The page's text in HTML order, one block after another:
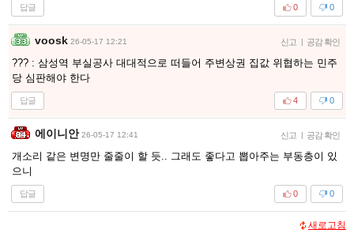
답글 0
0
voosk 26-05-17 12:21 신고 | 공감 확인
??? : 삼성역 부실공사 대대적으로 떠들어 주변상권 집값 위협하는 민주
당 심판해야 한다
답글 0
4
에이니안 26-05-17 12:41 신고 | 공감 확인
개소리 같은 변명만 줄줄이 할 듯.. 그래도 좋다고 뽑아주는 부동층이 있
으니
답글 0
0
새로고침